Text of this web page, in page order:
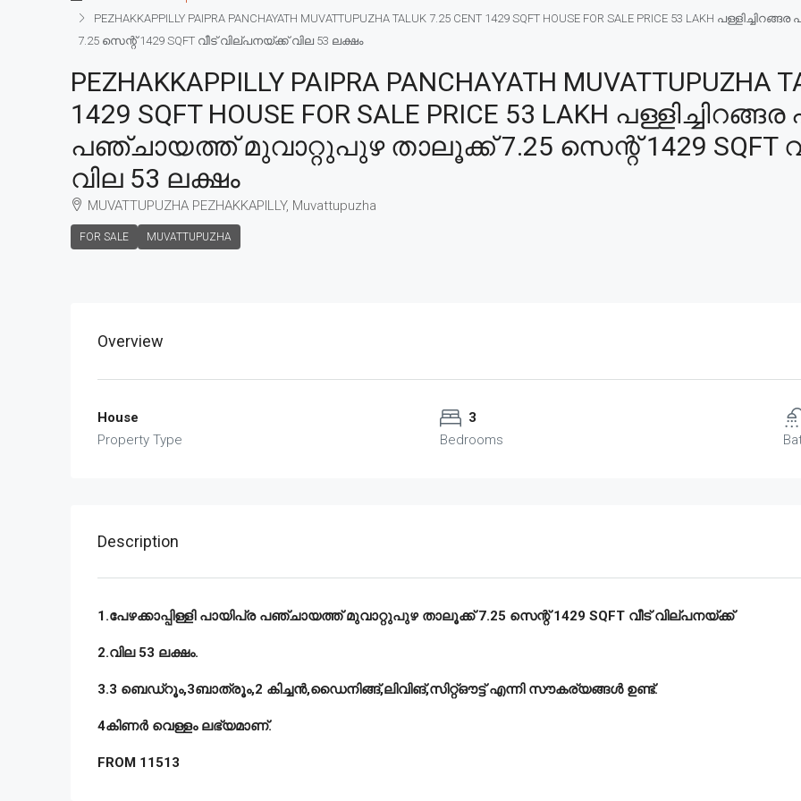
PEZHAKKAPPILLY PAIPRA PANCHAYATH MUVATTUPUZHA TALUK 7.25 CENT 1429 SQFT HOUSE FOR SALE PRICE 53 LAKH
7.25 സെന്റ് 1429 SQFT വീട് വില്പനയ്ക്ക് വില 53 ലക്ഷം
PEZHAKKAPPILLY PAIPRA PANCHAYATH MUVATTUPUZHA
1429 SQFT HOUSE FOR SALE PRICE 53 LAKH
പഞ്ചായത്ത് മുവാറ്റുപുഴ താലൂക്ക് 7.25 സെന്റ് 1429 SQFT
വില 53 ലക്ഷം
MUVATTUPUZHA PEZHAKKAPILLY, Muvattupuzha
FOR SALE MUVATTUPUZHA
Overview
House
Property Type
3
Bedrooms
Description
1.പേഴക്കാപ്പിള്ളി പായിപ്ര പഞ്ചായത്ത് മുവാറ്റുപുഴ താലൂക്ക്7.25 സെന്റ്1429 SQFT വീട് വില്പനയ്ക്ക്
2.വില53 ലക്ഷം.
3.3 ബെഡ്‌റൂം,3ബാത്രൂം,2 കിച്ചൻ,ഡൈനിങ്ങ്,ലിവിങ്,സിറ്റ്ഔട്ട് എന്നി സൗകര്യങ്ങൾ ഉണ്ട്.
4കിണർ വെള്ളം ലഭ്യമാണ്.
FROM 11513